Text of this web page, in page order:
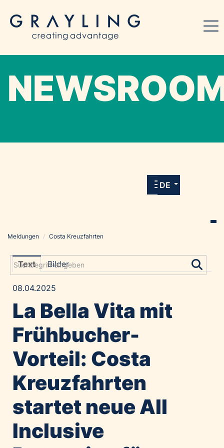
allen Meldungen und Downloads unserer
DE
Grayling Agentur
Alawyer
Amadeus Austrian Music Awards
Constantia Flexibles
Costa Kreuzfahrten
Emirates
Expo 2025 Osaka
GE HealthCare
Meldungen / Costa Kreuzfahrten
Text Bilder
08.04.2025
La Bella Vita mit
Frühbucher-
Vorteil: Costa
Kreuzfahrten
startet neue All
Inclusive